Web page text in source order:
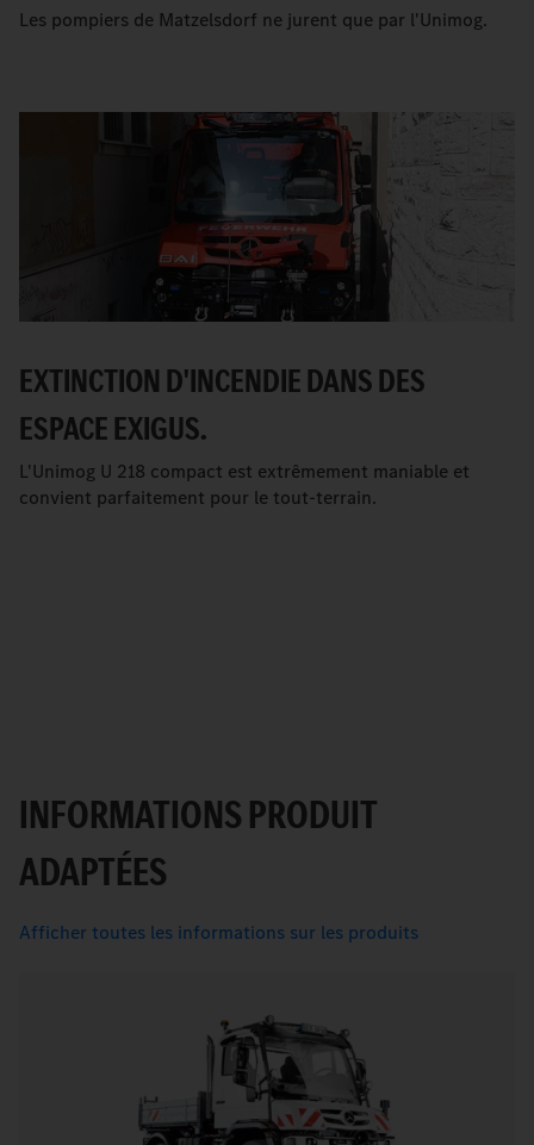
Les pompiers de Matzelsdorf ne jurent que par l'Unimog.
EXTINCTION D'INCENDIE DANS DES
ESPACE EXIGUS.
L'Unimog U 218 compact est extrêmement maniable et
convient parfaitement pour le tout-terrain.
INFORMATIONS PRODUIT
ADAPTÉES
Afficher toutes les informations sur les produits